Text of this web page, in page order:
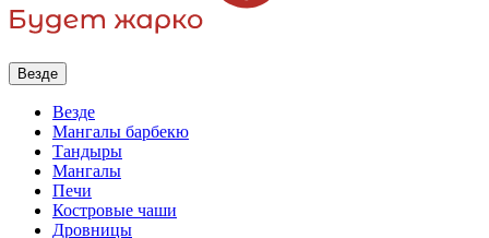
Везде
Везде
Мангалы барбекю
Тандыры
Мангалы
Печи
Костровые чаши
Дровницы